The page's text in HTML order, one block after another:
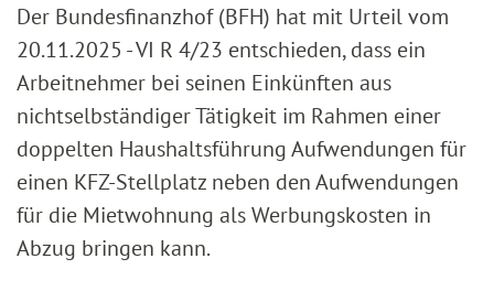
Der Bundesfinanzhof (BFH) hat mit Urteil vom
20.11.2025 - VI R 4/23 entschieden, dass ein
Arbeitnehmer bei seinen Einkünften aus
nichtselbständiger Tätigkeit im Rahmen einer
doppelten Haushaltsführung Aufwendungen für
einen KFZ-Stellplatz neben den Aufwendungen
für die Mietwohnung als Werbungskosten in
Abzug bringen kann.